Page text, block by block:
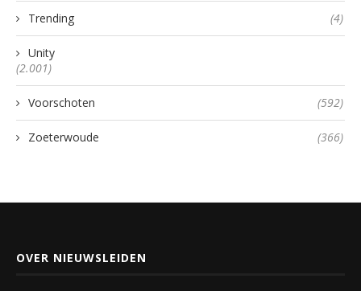
Trending (4)
Unity
(2.001)
Voorschoten (592)
Zoeterwoude (366)
OVER NIEUWSLEIDEN